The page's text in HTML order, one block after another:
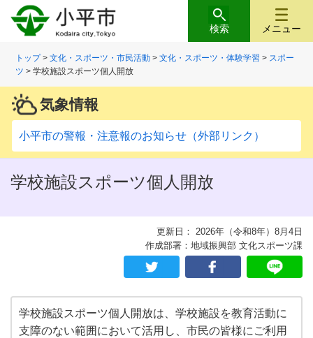
メニュー
検索
トップ>文化・スポーツ・市民活動 >文化・スポーツ・体験学習 > スポー
ツ > 学校施設スポーツ個人開放
気象情報
小平市の警報・注意報のお知らせ（外部リンク）
学校施設スポーツ個人開放
更新日： 2026年（令和8年）8月4日
作成部署：地域振興部 文化スポーツ課
学校施設スポーツ個人開放は、学校施設を教育活動に
支障のない範囲において活用し、市民の皆様にご利用